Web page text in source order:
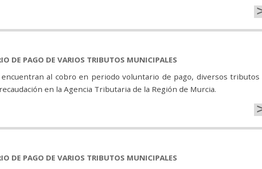
DE PAGO DE VARIOS TRIBUTOS MUNICIPALES
al cobro en periodo voluntario de pago, diversos tributos
en la Agencia Tributaria de la Región de Murcia.
DE PAGO DE VARIOS TRIBUTOS MUNICIPALES